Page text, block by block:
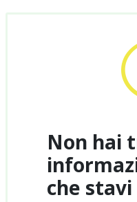
Non hai
che stavi